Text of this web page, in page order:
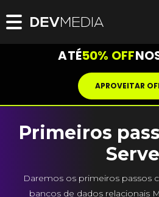
ATÉ50% OFF
APROVEITAR
Primeiros
Daremos os primeiros passos
bancos de dados relacionais